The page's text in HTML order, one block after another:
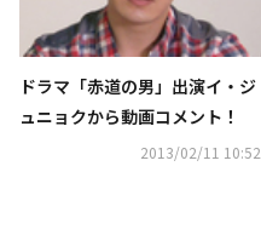
ドラマ「赤道の男」出演イ・ジ
ュニョクから動画コメント！
2013/02/11 10:52